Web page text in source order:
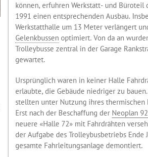
können, erfuhren Werkstatt- und Büroteil
1991 einen entsprechenden Ausbau.
Werkstatthalle um 13 Meter verlängert
Gelenkbussen optimiert. Von da an
Trolleybusse zentral in der Garage
gewartet.
Ursprünglich waren in keiner Halle
erlaubte, die Gebäude niedriger zu
stellten unter Nutzung ihres thermischen
Erst nach der Beschaffung der Neoplan
neuere «Halle 72» mit Fahrdrähten
der Aufgabe des Trolleybusbetriebs Ende
gesamte Fahrleitungsanlage demontiert.